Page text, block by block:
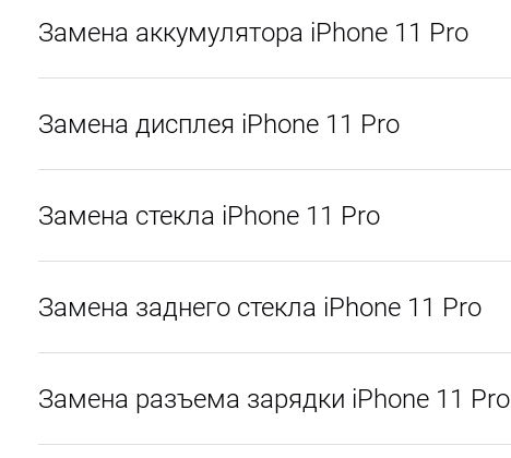
Замена аккумулятора iPhone 11 Pro
Замена дисплея iPhone 11 Pro
Замена стекла iPhone 11 Pro
Замена заднего стекла iPhone 11 Pro
Замена разъема зарядки iPhone 11 Pro